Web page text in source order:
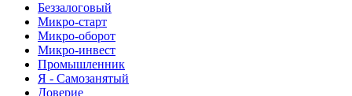
Беззалоговый
Микро-старт
Микро-оборот
Микро-инвест
Промышленник
Я - Самозанятый
Доверие